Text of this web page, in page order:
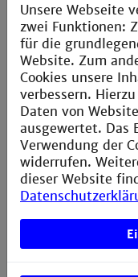
Gibt es
Wie
Darf ich
Fakultät
wenn ich
gesammelt
Kann ich
besuchen?
Bekomme
Unsere Webseite
zwei Funktionen:
für die
Website. Zum
Cookies unsere
verbessern.
Daten von
ausgewertet. Das
Verwendung der
widerrufen.
dieser Website